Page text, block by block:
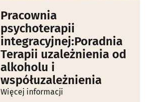
Pracownia
psychoterapii
integracyjnej:Poradnia
Terapii uzależnienia od
alkoholu i
współuzależnienia
Więcej informacji